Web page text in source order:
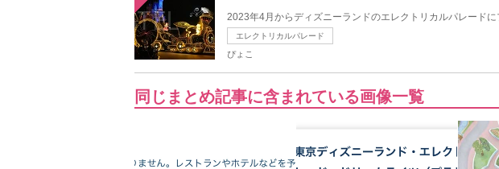
2023年4月からディズニーランドのエレクトリカルパレード
エレクトリカルパレード
ぴょこ
同じまとめ記事に含まれている画像一覧